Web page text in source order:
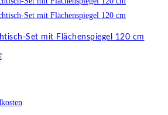
Set mit Flächenspiegel 120 cm